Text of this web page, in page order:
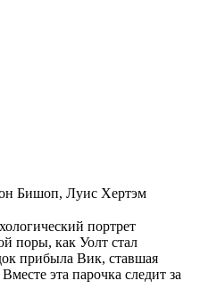
Бишоп, Луис Хертэм
портрет
поры, как Уолт стал
прибыла Вик, ставшая
эта парочка следит за